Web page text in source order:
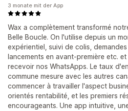
Wax a complètement transformé
Belle Boucle. On l'utilise depuis un
expérientiel, suivi de colis,
lancements en avant-première etc.
recevoir nos WhatsApps. Le taux
commune mesure avec les autres
commencer à travailler l'aspect
orientés rentabilité, et les premiers
encourageants. Une app intuitive,
3 monate mit der App